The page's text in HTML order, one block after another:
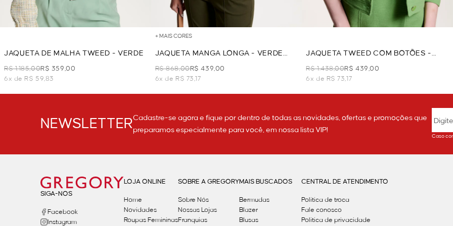
JAQUETA DE MALHA TWEED - VERDE
R$ 1.185,00R$ 359,00
6x de R$ 59,83
+ MAIS CORES
JAQUETA MANGA LONGA - VERDE
MILITAR
R$ 868,00R$ 439,00
6x de R$ 73,17
JAQUETA TWEED COM BOTÕES -
VERDE
R$ 1.438,00R$ 439,00
6x de R$ 73,17
NEWSLETTERCadastre-se agora e fique por dentro de todas as novidades, ofertas e promoções que
preparamos especialmente para você, em nossa lista VIP!
Caso
SIGA-NOS
Facebook
Instagram
LOJA ONLINE
Home
Novidades
Roupas Femininas
SOBRE A GREGORY
Sobre Nós
Nossas Lojas
Franquias
MAIS BUSCADOS
Bermudas
Blazer
Blusas
CENTRAL DE ATENDIMENTO
Política de troca
Fale conosco
Politica de privacidade